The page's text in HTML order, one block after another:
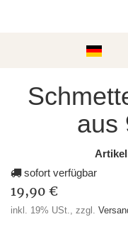
aus
sofort verfügbar
19,90 €
inkl. 19% USt., zzgl.